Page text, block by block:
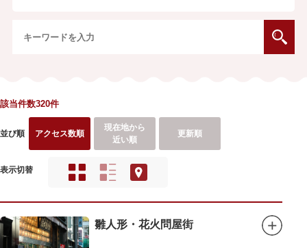
該当件数320件
並び順 アクセス数順
現在地から
近い順
更新順
表示切替
雛人形・花火問屋街